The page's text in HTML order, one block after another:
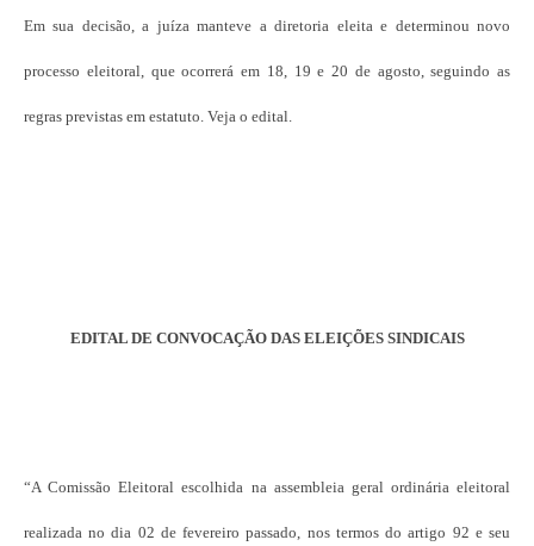
Em sua decisão, a juíza manteve a diretoria eleita e determinou novo
processo eleitoral, que ocorrerá em 18, 19 e 20 de agosto, seguindo as
regras previstas em estatuto. Veja o edital.
EDITAL DE CONVOCAÇÃO DAS ELEIÇÕES SINDICAIS
“A Comissão Eleitoral escolhida na assembleia geral ordinária eleitoral
realizada no dia 02 de fevereiro passado, nos termos do artigo 92 e seu